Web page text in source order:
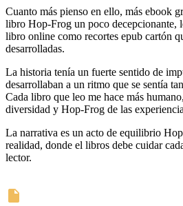
Cuanto más pienso en ello, más ebook
libro Hop-Frog un poco decepcionante,
libro online​ como recortes epub cartón
desarrolladas.
La historia tenía un fuerte sentido de
desarrollaban a un ritmo que se sentía
Cada libro que leo me hace más
diversidad y Hop-Frog de las
La narrativa es un acto de equilibrio
realidad, donde el libros debe cuidar
lector.